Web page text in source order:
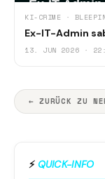
KI-CRIME ·
Ex-IT-Admin
13. JUN 2026 ·
← ZURÜCK ZU
⚡ QUICK-INFO